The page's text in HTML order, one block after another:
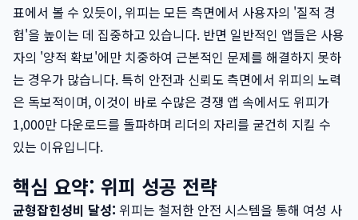
표에서 볼 수 있듯이, 위피는 모든 측면에서 사용자의 '질적 경
험'을 높이는 데 집중하고 있습니다. 반면 일반적인 앱들은 사용
자의 '양적 확보'에만 치중하여 근본적인 문제를 해결하지 못하
는 경우가 많습니다. 특히 안전과 신뢰도 측면에서 위피의 노력
은 독보적이며, 이것이 바로 수많은 경쟁 앱 속에서도 위피가
1,000만 다운로드를 돌파하며 리더의 자리를 굳건히 지킬 수
있는 이유입니다.
핵심 요약: 위피 성공 전략
균형잡힌성비 달성: 위피는 철저한 안전 시스템을 통해 여성 사